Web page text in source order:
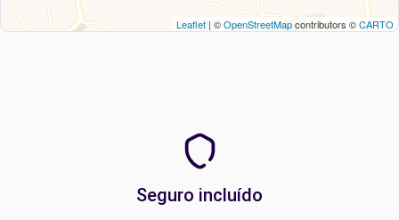
Leaflet | ©OpenStreetMapcontributors ©CARTO
Seguro incluído